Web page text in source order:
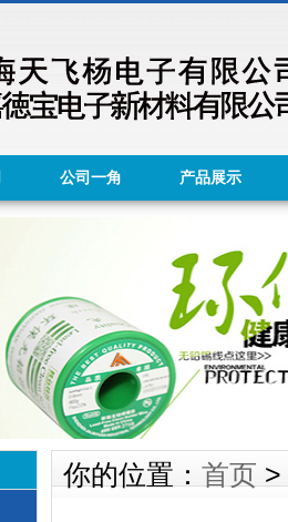
公司一角 产品展示
你的位置： 首页 >